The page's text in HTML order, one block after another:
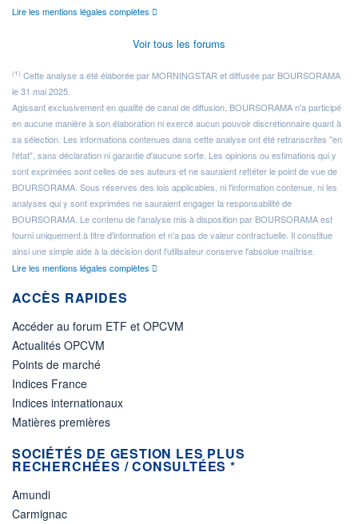
Lire les mentions légales complètes
Voir tous les forums
(1) Cette analyse a été élaborée par MORNINGSTAR et diffusée par BOURSORAMA
le 31 mai 2025.
Agissant exclusivement en qualité de canal de diffusion, BOURSORAMA n'a participé
en aucune manière à son élaboration ni exercé aucun pouvoir discrétionnaire quant à
sa sélection. Les informations contenues dans cette analyse ont été retranscrites "en
l'état", sans déclaration ni garantie d'aucune sorte. Les opinions ou estimations qui y
sont exprimées sont celles de ses auteurs et ne sauraient refléter le point de vue de
BOURSORAMA. Sous réserves des lois applicables, ni l'information contenue, ni les
analyses qui y sont exprimées ne sauraient engager la responsabilité de
BOURSORAMA. Le contenu de l'analyse mis à disposition par BOURSORAMA est
fourni uniquement à titre d'information et n'a pas de valeur contractuelle. Il constitue
ainsi une simple aide à la décision dont l'utilisateur conserve l'absolue maîtrise.
Lire les mentions légales complètes
ACCÈS RAPIDES
Accéder au forum ETF et OPCVM
Actualités OPCVM
Points de marché
Indices France
Indices internationaux
Matières premières
SOCIÉTÉS DE GESTION LES PLUS
RECHERCHÉES / CONSULTÉES *
Amundi
Carmignac